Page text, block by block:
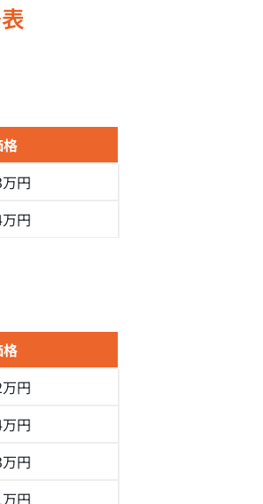
円
円
円
円
円
円